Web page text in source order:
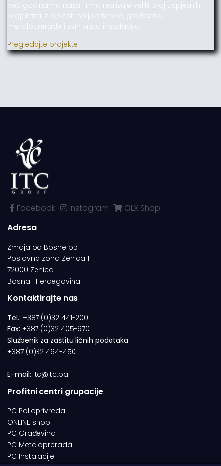
Već godinama naša firma realizuje veliki broj uspješnih
projekata iz oblasti poljoprivrede, građevine,
metaloprerade i svih vrsta instalacija.
Pregledajte projekte
Facebook Instagram
OLX Shop
Adresa
Zmaja od Bosne bb
Poslovna zona Zenica 1
72000 Zenica
Bosna i Hercegovina
Kontaktirajte nas
Tel.: +387 (0)32 441-200
Fax: +387 (0)32 405-970
Službenik za zaštitu ličnih podataka
+387 (0)32 464-450
E-mail: itc@itc.ba
Profitni centri grupacije
PC Poljoprivreda
ONLINE shop
PC Građevina
PC Metaloprerada
PC Instalacije